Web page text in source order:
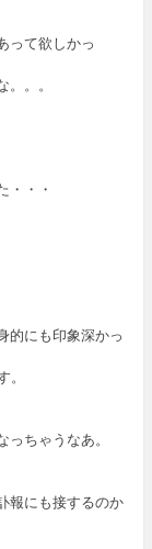
って欲しかっ
。。
・・・
的にも印象深かっ
ちゃうなあ。
報にも接するのか